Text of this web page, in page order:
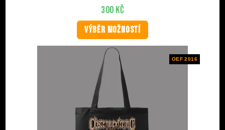
300 Kč
VÝBĚR MOŽNOSTÍ
OEF 2016